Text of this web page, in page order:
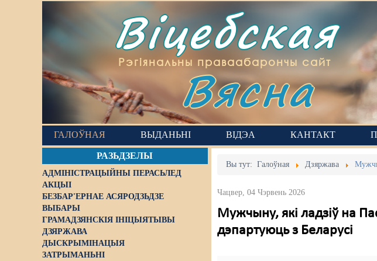
Віцебская
Рэгіянальны праваабарончы сайт
Вясна
ГАЛОЎНАЯ ВЫДАНЬНІ ВІДЭА КАНТАКТ
РАЗЬДЗЕЛЫ
АДМІНІСТРАЦЫЙНЫ ПЕРАСЬЛЕД
АКЦЫІ
БЕЗБАР'ЕРНАЕ АСЯРОДЗЬДЗЕ
ВЫБАРЫ
ГРАМАДЗЯНСКІЯ ІНІЦЫЯТЫВЫ
ДЗЯРЖАВА
ДЫСКРЫМІНАЦЫЯ
ЗАТРЫМАНЬНІ
Вы тут:Галоўная Дзяржава
Чацвер, 04 Чэрвень 2026
Мужчыну, які ладзіў на
дэпартуюць з Беларусі